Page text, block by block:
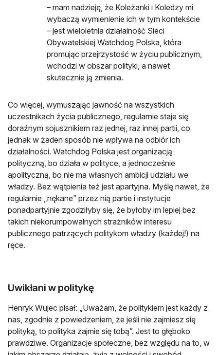
– mam nadzieję, że Koleżanki i Koledzy mi
wybaczą wymienienie ich w tym kontekście
– jest wieloletnia działalność Sieci
Obywatelskiej Watchdog Polska, która
promując przejrzystość w życiu publicznym,
wchodzi w obszar polityki, a nawet
skutecznie ją zmienia.
Co więcej, wymuszając jawność na wszystkich
uczestnikach życia publicznego, regularnie staje się
doraźnym sojusznikiem raz jednej, raz innej partii, co
jednak w żaden sposób nie wpływa na odbiór ich
działalności. Watchdog Polska jest organizacją
polityczną, bo działa w polityce, a jednocześnie
apolityczną, bo nie ma własnych ambicji udziału we
władzy. Bez wątpienia też jest apartyjna. Myślę nawet, że
regularnie „nękane” przez nią partie i instytucje
ponadpartyjnie zgodziłyby się, że byłoby im lepiej bez
takich niekorumpowalnych strażników interesu
publicznego patrzących politykom władzy (każdej!) na
ręce.
Uwikłani w politykę
Henryk Wujec pisał: „Uważam, że politykiem jest każdy z
nas, zgodnie z powiedzeniem, że jeśli nie zajmiesz się
polityką, to polityka zajmie się tobą”. Jest to głęboko
prawdziwe. Organizacje społeczne, bez względu na to, w